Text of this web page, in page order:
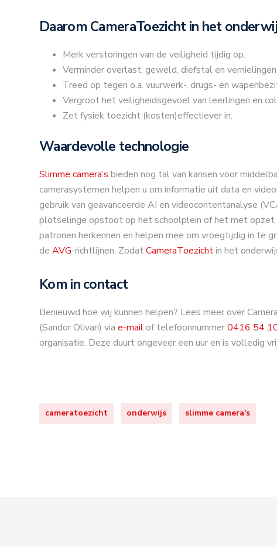
Daarom CameraToezicht in het
Merk verstoringen van de veiligheid tijdig op.
Verminder overlast, geweld, diefstal en vernielingen.
Treed op tegen o.a. vuurwerk-, drugs- en
Vergroot het veiligheidsgevoel van leerlingen en
Zet fysiek toezicht (kosten)effectiever in.
Waardevolle technologie
Slimme camera’s bieden nog tal van kansen voor
camerasystemen helpen u om informatie uit data en
gebruik van geavanceerde AI en videocontentanalyse
plotselinge opstoot op het schoolplein of het met opzet
patronen herkennen en helpen mee om vroegtijdig in te
de AVG-richtlijnen. ZodatCameraToezichtin het
Kom in contact
Benieuwd hoe wij kunnen helpen? Lees meer over
(Sandor Olivari) via e-mailof telefoonnummer0416 54
organisatie. Deze duurt ongeveer een uur en is volledig
cameratoezicht onderwijs slimme camera's